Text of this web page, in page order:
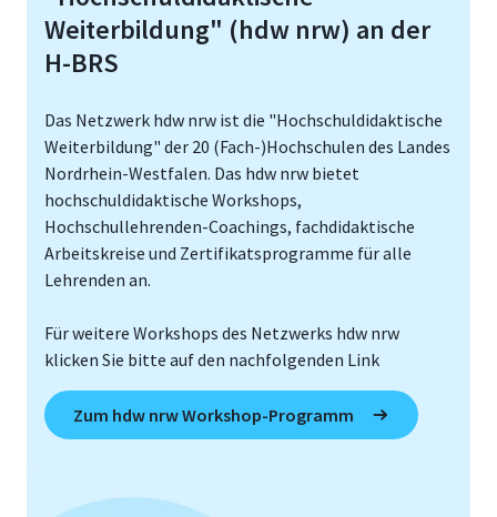
Weiterbildung" (hdw nrw) an der
H-BRS
Das Netzwerk hdw nrw ist die "Hochschuldidaktische
Weiterbildung" der 20 (Fach-)Hochschulen des Landes
Nordrhein-Westfalen. Das hdw nrw bietet
hochschuldidaktische Workshops,
Hochschullehrenden-Coachings, fachdidaktische
Arbeitskreise und Zertifikatsprogramme für alle
Lehrenden an.
Für weitere Workshops des Netzwerks hdw nrw
klicken Sie bitte auf den nachfolgenden Link
Zum hdw nrw Workshop-Programm